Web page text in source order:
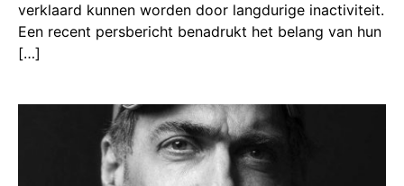
verklaard kunnen worden door langdurige inactiviteit.
Een recent persbericht benadrukt het belang van hun
[…]